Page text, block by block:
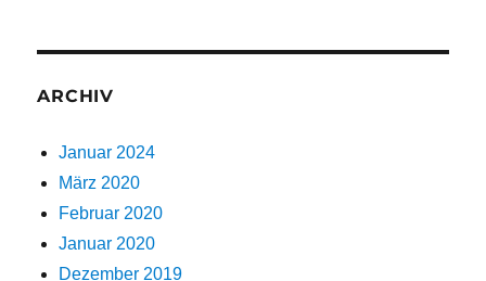
ARCHIV
Januar 2024
März 2020
Februar 2020
Januar 2020
Dezember 2019